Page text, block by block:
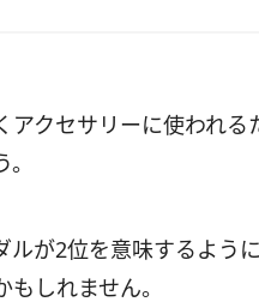
アクセサリーに使われ
ルが2位を意味するよう
しれません。